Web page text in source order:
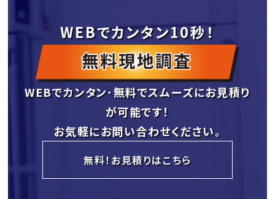
WEBでカンタン10秒！
WEBでカンタン･無料でスムーズにお見積り
が可能です！
お気軽にお問い合わせください。
無料！お見積りはこちら